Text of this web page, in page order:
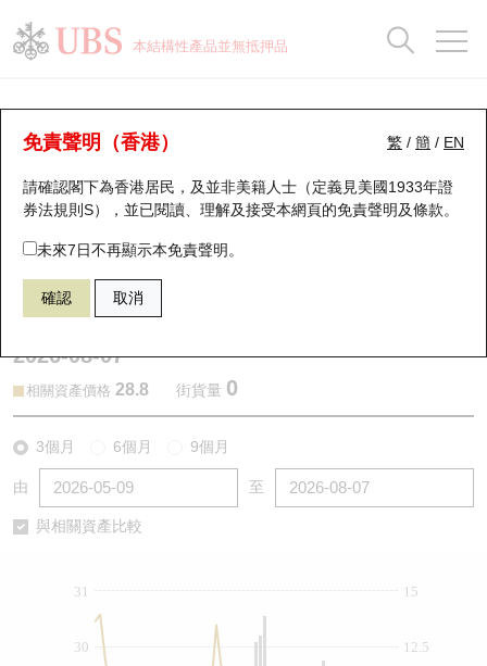
本結構性產品並無抵押品
繁 / 簡 / EN
免責聲明（香港）
請確認閣下為香港居民，及並非美籍人士（定義見美國1933年證
券法規則S），並已閱讀、理解及接受本網頁的免責聲明及條款。
未來7日不再顯示本免責聲明。
確認 取消
認股證分析儀
表現 街貨統計 比較
27048 瑞銀認購 2628 中國人壽
2026-08-07
相關資產價格 28.8 街貨量 0
3個月 6個月 9個月
由 至
與相關資產比較
12.5
15
30
31
瑞銀認股證一覽
新發行瑞銀認股證
即將到期認股證
認股證到期結算價查詢
認股證分析儀
認股證/牛熊證日誌
認股證文件及公告 (瑞信)
街貨統計
比較
牛熊全景快搜
牛熊證搜尋
牛熊證街貨分佈圖
正股牛熊證列表
新發行瑞銀牛熊證
牛熊證到期結算價查詢
牛熊證速算機
街貨統計
比較
十大升幅/跌幅
十大認股證成交分佈
十天股證佔大市成交
資金流
街貨統計
正股分析儀
二十大活躍股份
恒指成份股
國指成份股
科指成份股
中資ETFs溢價比較
即市板塊表現
持股比重
顯示所有持股比重
每月輪證大市專題
輪證專欄
講座及教育短片
認股證投資者教育
牛熊證投資者教育